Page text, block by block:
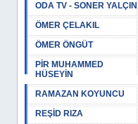
ODA TV - SONER YALÇIN
ÖMER ÇELAKIL
ÖMER ÖNGÜT
PİR MUHAMMED
HÜSEYİN
RAMAZAN KOYUNCU
REŞİD RIZA